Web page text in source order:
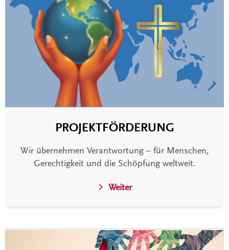
PROJEKTFÖRDERUNG
Wir übernehmen Verantwortung – für Menschen,
Gerechtigkeit und die Schöpfung weltweit.
Weiter